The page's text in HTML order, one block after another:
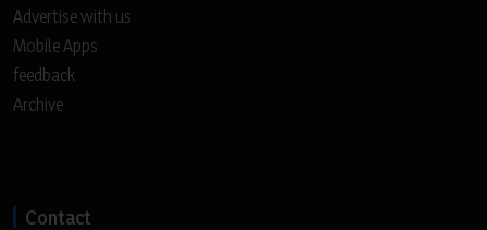
Advertise with us
Mobile Apps
feedback
Archive
Contact